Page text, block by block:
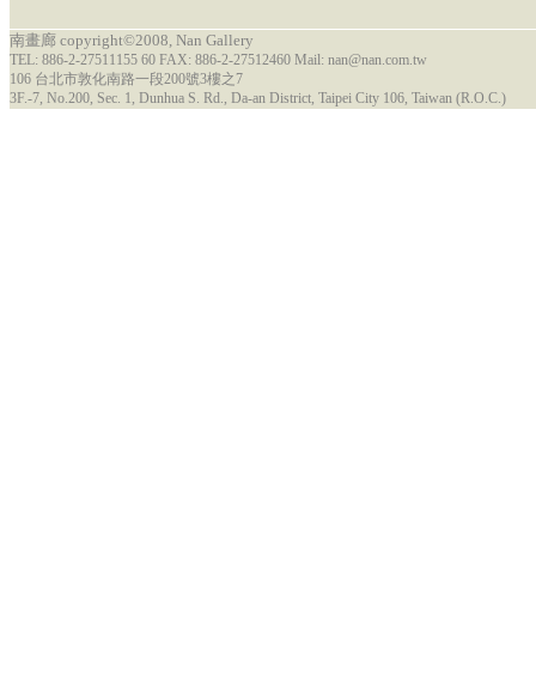
南畫廊 copyright©2008, Nan Gallery
TEL: 886-2-27511155 60 FAX: 886-2-27512460 Mail: nan@nan.com.tw
106 台北市敦化南路一段200號3樓之7
3F.-7, No.200, Sec. 1, Dunhua S. Rd., Da-an District, Taipei City 106, Taiwan (R.O.C.)